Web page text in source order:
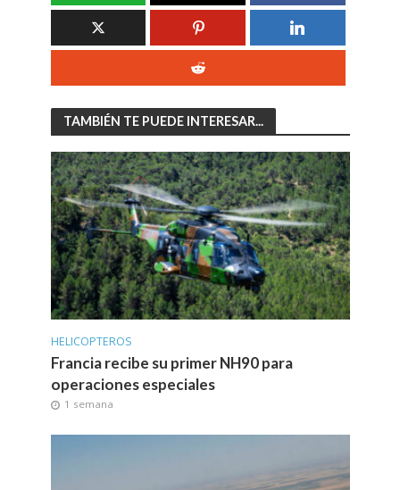
TAMBIÉN TE PUEDE INTERESAR...
HELICOPTEROS
Francia recibe su primer NH90 para
operaciones especiales
1 semana